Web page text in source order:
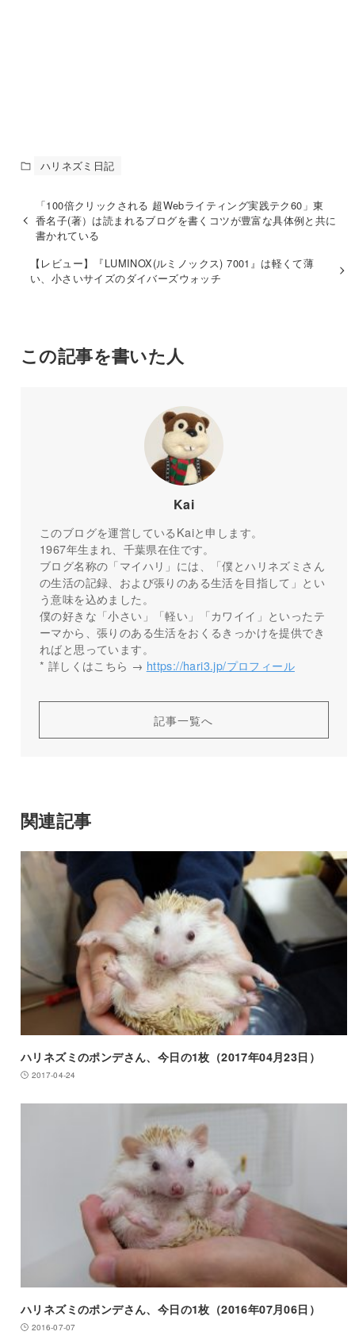
ハリネズミ日記
「100倍クリックされる 超Webライティング実践テク60」東
香名子(著）は読まれるブログを書くコツが豊富な具体例と共に
書かれている
【レビュー】『LUMINOX(ルミノックス) 7001』は軽くて薄
い、小さいサイズのダイバーズウォッチ
この記事を書いた人
Kai
このブログを運営しているKaiと申します。
1967年生まれ、千葉県在住です。
ブログ名称の「マイハリ」には、「僕とハリネズミさん
の生活の記録、および張りのある生活を目指して」とい
う意味を込めました。
僕の好きな「小さい」「軽い」「カワイイ」といったテ
ーマから、張りのある生活をおくるきっかけを提供でき
ればと思っています。
* 詳しくはこちら → https://hari3.jp/プロフィール
記事一覧へ
関連記事
ハリネズミのポンデさん、今日の1枚（2017年04月23日）
2017-04-24
ハリネズミのポンデさん、今日の1枚（2016年07月06日）
2016-07-07